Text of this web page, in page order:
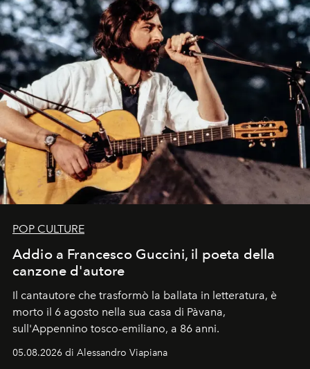
POP CULTURE
Addio a Francesco Guccini, il poeta della
canzone d'autore
Il cantautore che trasformò la ballata in letteratura, è
morto il 6 agosto nella sua casa di Pàvana,
sull'Appennino tosco-emiliano, a 86 anni.
05.08.2026 di Alessandro Viapiana